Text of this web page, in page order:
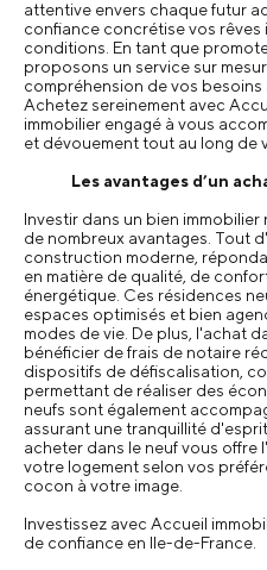
attentive envers chaque futur
confiance concrétise vos rêves
conditions. En tant que
proposons un service sur
compréhension de vos
Achetez sereinement avec
immobilier engagé à vous
et dévouement tout au long de
Les avantages d’un
Investir dans un bien
de nombreux avantages. Tout
construction moderne,
en matière de qualité, de
énergétique. Ces résidences
espaces optimisés et bien
modes de vie. De plus, l'achat
bénéficier de frais de notaire
dispositifs de défiscalisation,
permettant de réaliser des
neufs sont également
assurant une tranquillité
acheter dans le neuf vous
votre logement selon vos
cocon à votre image.
Investissez avec Accueil
de confiance en Ile-de-France.